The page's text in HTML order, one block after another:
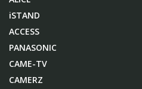
iSTAND
ACCESS
PANASONIC
CAME-TV
CAMERZ